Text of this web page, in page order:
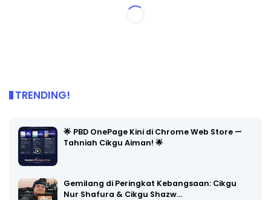
TRENDING!
🌟 PBD OnePage Kini di Chrome Web Store —
Tahniah Cikgu Aiman! 🌟
Gemilang di Peringkat Kebangsaan: Cikgu
Nur Shafura & Cikgu Shazw…